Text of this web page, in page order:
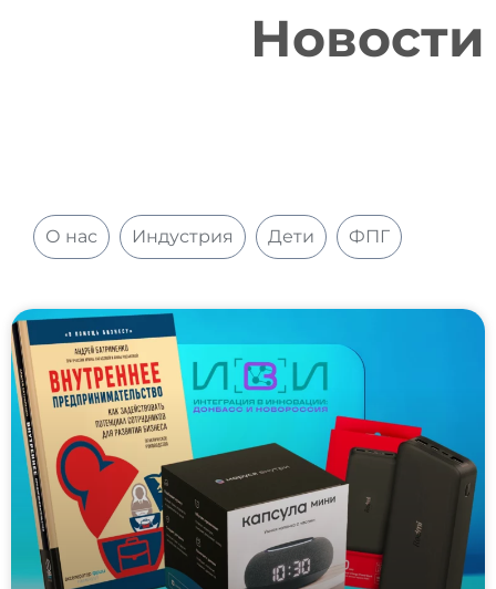
Новости
О нас Индустрия Дети ФПГ